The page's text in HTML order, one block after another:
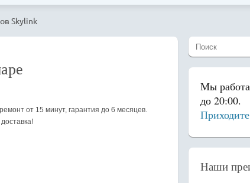
Skylink
Мы
до 20:00.
Наши
от 15 минут, гарантия до 6 месяцев.